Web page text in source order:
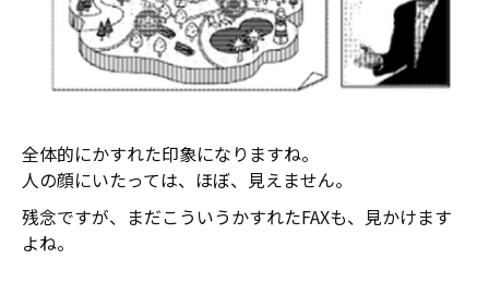
全体的にかすれた印象になりますね。
人の顔にいたっては、ほぼ、見えません。
残念ですが、まだこういうかすれたFAXも、見かけます
よね。